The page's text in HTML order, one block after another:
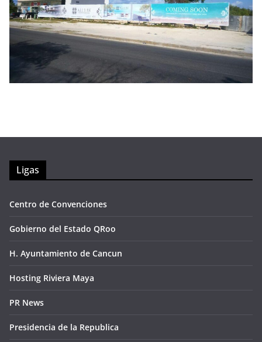
Ligas
Centro de Convenciones
Gobierno del Estado QRoo
H. Ayuntamiento de Cancun
Hosting Riviera Maya
PR News
Presidencia de la Republica